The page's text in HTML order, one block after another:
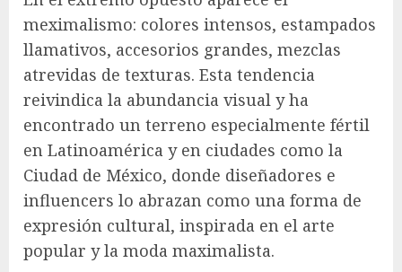
meximalismo: colores intensos, estampados
llamativos, accesorios grandes, mezclas
atrevidas de texturas. Esta tendencia
reivindica la abundancia visual y ha
encontrado un terreno especialmente fértil
en Latinoamérica y en ciudades como la
Ciudad de México, donde diseñadores e
influencers lo abrazan como una forma de
expresión cultural, inspirada en el arte
popular y la moda maximalista.